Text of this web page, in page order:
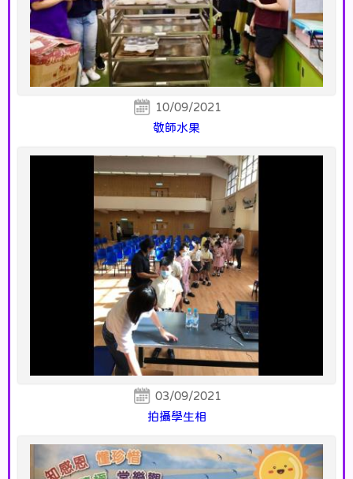
10/09/2021
敬師水果
03/09/2021
拍攝學生相